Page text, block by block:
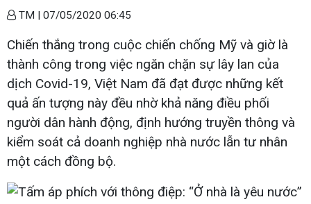
TM | 07/05/2020 06:45
Chiến thắng trong cuộc chiến chống Mỹ và giờ là
thành công trong việc ngăn chặn sự lây lan của
dịch Covid-19, Việt Nam đã đạt được những kết
quả ấn tượng này đều nhờ khả năng điều phối
người dân hành động, định hướng truyền thông và
kiểm soát cả doanh nghiệp nhà nước lẫn tư nhân
một cách đồng bộ.